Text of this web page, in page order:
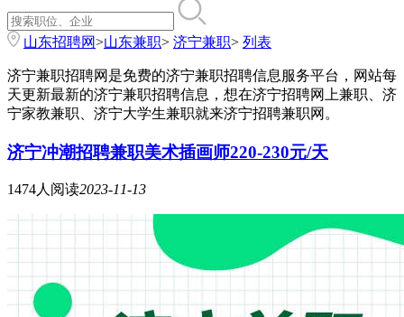
山东招聘网>山东兼职> 济宁兼职> 列表
济宁兼职招聘网是免费的济宁兼职招聘信息服务平台，网站每
天更新最新的济宁兼职招聘信息，想在济宁招聘网上兼职、济
宁家教兼职、济宁大学生兼职就来济宁招聘兼职网。
济宁冲潮招聘兼职美术插画师220-230元/天
1474人阅读2023-11-13